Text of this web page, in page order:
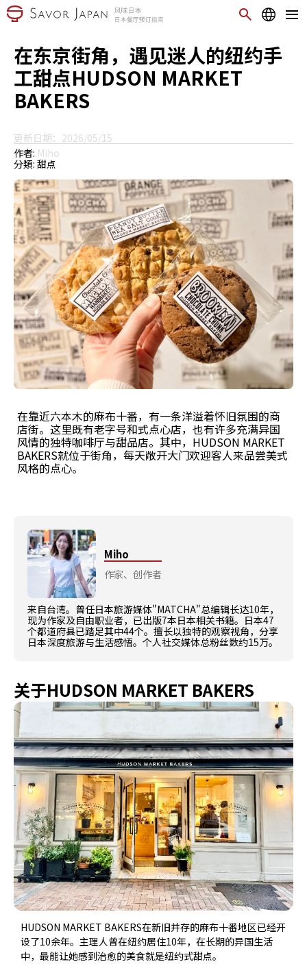
在东京街角，遇见迷人的纽约手
工甜点HUDSON MARKET
BAKERS
更新日期：2026/05/15
作者: Miho
分類: 甜点
在靠近六本木的麻布十番，有一条洋溢着怀旧氛围的商
店街。这里既有老字号和式点心店，也有许多充满异国
风情的独特咖啡厅与甜品店。其中，HUDSON MARKET
BAKERS就位于街角，每天敞开大门欢迎客人来品尝美式
风格的点心。
Miho
作家、创作者
来自台湾。曾任日本旅游媒体"MATCHA"总编辑长达10年，
现为作家及自由职业者，已出版7本日本相关书籍。日本47
个都道府县已踏足其中44个。擅长以独特的观察视角，分享
日本深度旅游与生活感悟。个人社交媒体总粉丝数约15万。
关于HUDSON MARKET BAKERS
HUDSON MARKET BAKERS在新旧并存的麻布十番地区已经开
设了10余年。主理人曾在纽约居住10年，在长期的异国生活
中，最能让她感到治愈的美食就是纽约式甜点。